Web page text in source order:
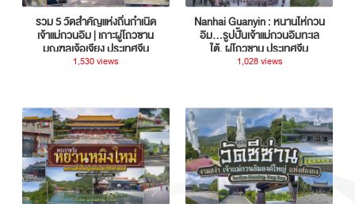
รวม 5 วัดสำคัญแห่งถิ่นกำเนิด
เจ้าแม่กวนอิม | เกาะผู่โถวซาน
มณฑลเจ้อเจียง ประเทศจีน
1,530 views
Nanhai Guanyin : หนานไห่กวน
อิม...รูปปั้นเจ้าแม่กวนอิมทะเล
ใต้, ผู่โถวซาน ประเทศจีน
1,028 views